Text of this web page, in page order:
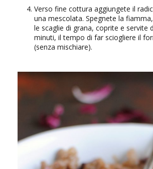
Verso fine cottura aggiungete il
una mescolata. Spegnete la
le scaglie di grana, coprite e servite
minuti, il tempo di far sciogliere il
(senza mischiare).